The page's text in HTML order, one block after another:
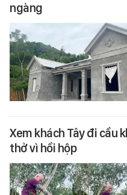
ngàng
Xem khách Tây đi cầu
thở vì hồi hộp